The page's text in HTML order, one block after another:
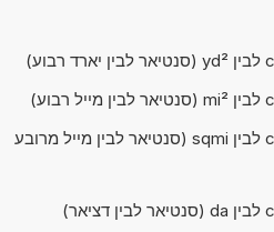
מחשבון: להמיר בין ca לבין sqmi (סנטיאר לבין מייל מרובע